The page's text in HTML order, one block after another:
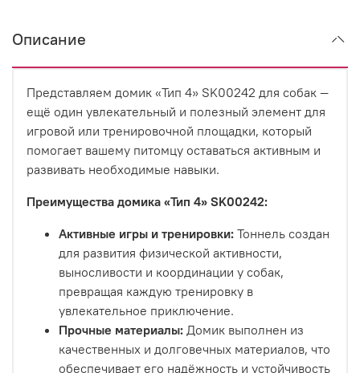
Описание
Представляем домик «Тип 4» SK00242 для собак —
ещё один увлекательный и полезный элемент для
игровой или тренировочной площадки, который
помогает вашему питомцу оставаться активным и
развивать необходимые навыки.
Преимущества домика «Тип 4» SK00242:
Активные игры и тренировки: Тоннель создан
для развития физической активности,
выносливости и координации у собак,
превращая каждую тренировку в
увлекательное приключение.
Прочные материалы: Домик выполнен из
качественных и долговечных материалов, что
обеспечивает его надёжность и устойчивость